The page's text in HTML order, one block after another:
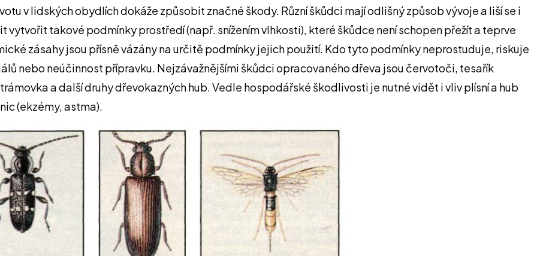
v lidských obydlích dokáže způsobit značné škody. Různí škůdci mají odlišný způsob vývoje a liší se i
vytvořit takové podmínky prostředí (např. snížením vlhkosti), které škůdce není schopen přežít a teprve
zásahy jsou přísně vázány na určitě podmínky jejich použití. Kdo tyto podmínky neprostuduje, riskuje
nebo neúčinnost přípravku. Nejzávažnějšími škůdci opracovaného dřeva jsou červotoči, tesařík
a další druhy dřevokazných hub. Vedle hospodářské škodlivosti je nutné vidět i vliv plísní a hub
(ekzémy, astma).